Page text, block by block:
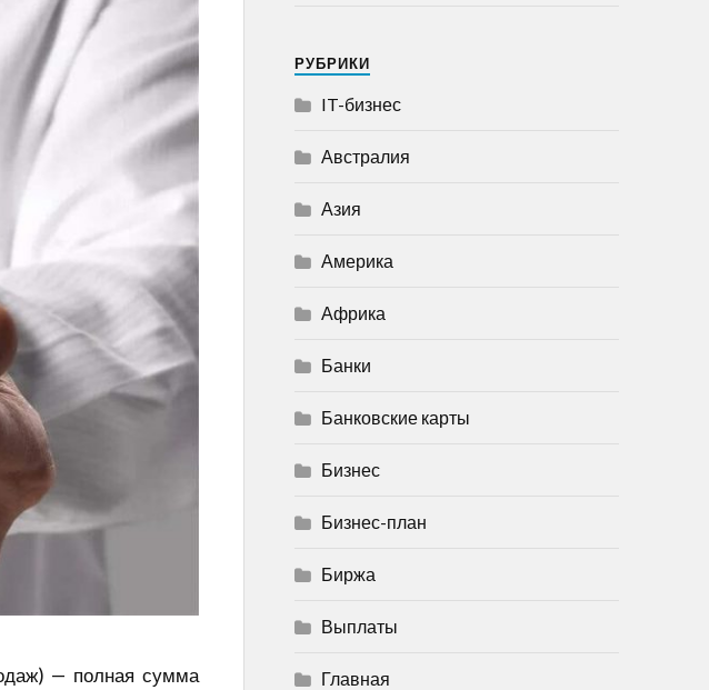
— полная сумма
РУБРИКИ
IT-бизнес
Австралия
Азия
Америка
Африка
Банки
Банковские карты
Бизнес
Бизнес-план
Биржа
Выплаты
Главная